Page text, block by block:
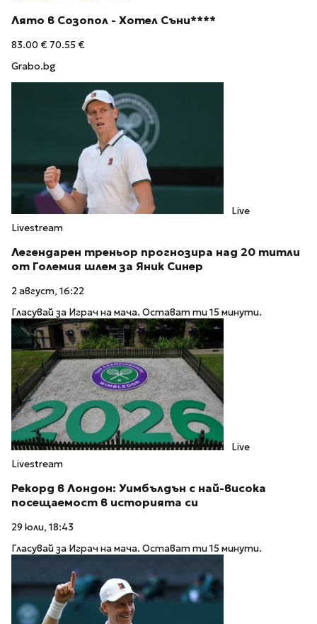
Лято в Созопол - Хотел Съни****
83.00 € 70.55 €
Grabo.bg
Live
Livestream
Легендарен треньор прогнозира над 20 титли
от Големия шлем за Яник Синер
2 август, 16:22
Гласувай за Играч на мача. Остават ти 15 минути.
Live
Livestream
Рекорд в Лондон: Уимбълдън с най-висока
посещаемост в историята си
29 юли, 18:43
Гласувай за Играч на мача. Остават ти 15 минути.